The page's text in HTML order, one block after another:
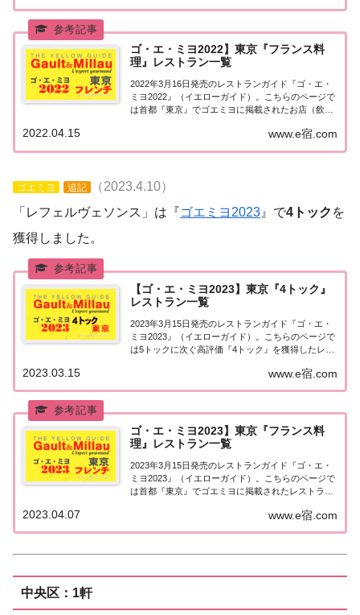
ク』東京関東「東京エリア」で「ゴ・...
ゴ・エ・ミヨ2022】東京『フランス料
理』レストラン一覧
2022年3月16日発売のレストランガイド『ゴ・エ・
ミヨ2022』（イエローガイド）。こちらのページで
は首都『東京』でゴエミヨに掲載されたお店（飲食
チ）」のお店を一覧にまとめました。ゴエミヨ
www.e宿.com
2022.04.15
ゴエミヨ 追記
（2023.4.10）
「レフェルヴェソンス」は『ゴエミヨ2023 』で4トック を
獲得しました。
【ゴ・エ・ミヨ2023】東京『4トック』
レストラン一覧
2023年3月15日発売のレストランガイド『ゴ・エ・
ミヨ2023』（イエローガイド）。こちらのページで
は5トックに次ぐ高評価『4トック』を獲得したレス
めました。ゴエミヨ2023『4トック』東京関東「東
京エリア」で「ゴ・エ・ミヨ2023...
www.e宿.com
2023.03.15
ゴ・エ・ミヨ2023】東京『フランス料
理』レストラン一覧
2023年3月15日発売のレストランガイド『ゴ・エ・
ミヨ2023』（イエローガイド）。こちらのページで
は首都『東京』でゴエミヨに掲載されたレストラン
にまとめました。ゴエミヨ2023『東京』フレンチ関
東「東京エリア」で「ゴ・エ・ミヨ20...
www.e宿.com
2023.04.07
中央区：1軒